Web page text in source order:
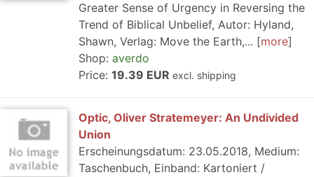
Greater Sense of Urgency in Reversing the
Trend of Biblical Unbelief, Autor: Hyland,
Shawn, Verlag: Move the Earth,...
more
Shop: averdo
Price: 19.39 EUR excl. shipping
Optic, Oliver Stratemeyer: An Undivided
Union
Erscheinungsdatum: 23.05.2018, Medium:
Taschenbuch, Einband: Kartoniert /